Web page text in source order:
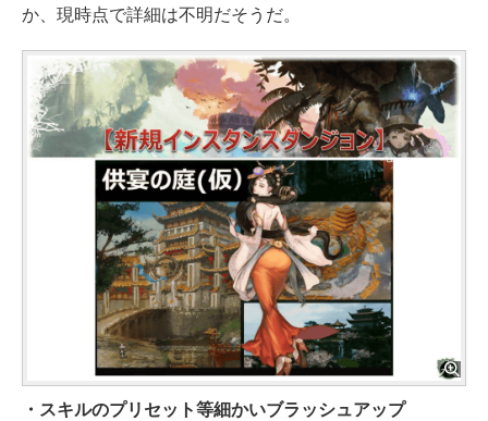
か、現時点で詳細は不明だそうだ。
・スキルのプリセット等細かいブラッシュアップ